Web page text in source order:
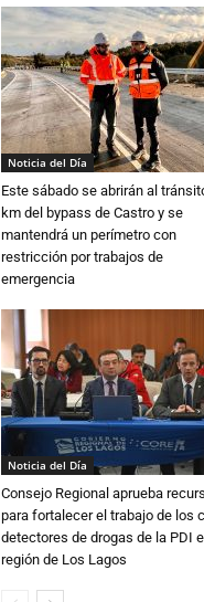
Noticia del Día
Este sábado se abrirán al
km del bypass de Castro y se
mantendrá un perímetro con
restricción por trabajos de
emergencia
Noticia del Día
Consejo Regional aprueba
para fortalecer el trabajo de los
detectores de drogas de la PDI
región de Los Lagos